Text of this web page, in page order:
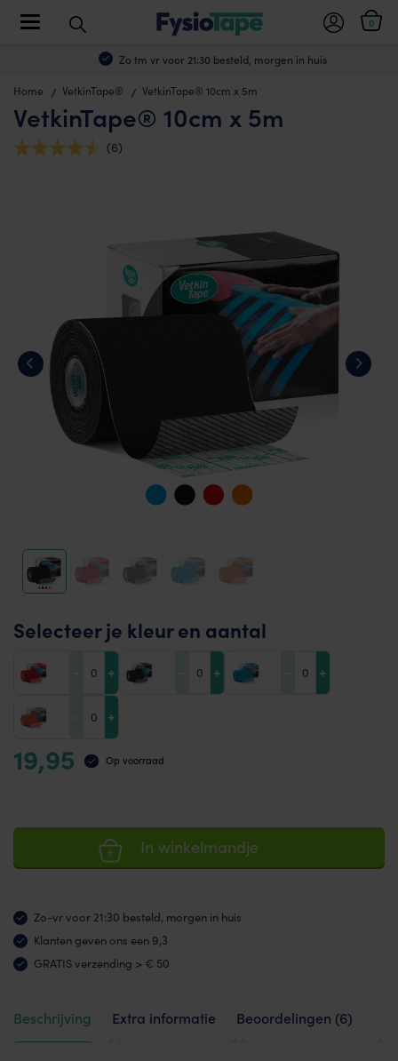
Zo tm vr voor 21:30 besteld, morgen in huis
0
Toggle navigation
Home VetkinTape® VetkinTape® 10cm x 5m
VetkinTape® 10cm x 5m
(6)
Selecteer je kleur en aantal
+ + +
+
19,95 Op voorraad
In winkelmandje
Zo-vr voor 21:30 besteld, morgen in huis
Klanten geven ons een 9,3
GRATIS verzending > € 50
Beschrijving Extra informatie Beoordelingen (6)